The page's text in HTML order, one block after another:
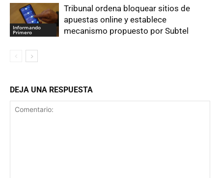
Informando
Primero
Tribunal ordena bloquear sitios de
apuestas online y establece
mecanismo propuesto por Subtel
DEJA UNA RESPUESTA